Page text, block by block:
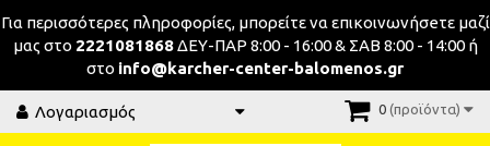
Για περισσότερες πληροφορίες, μπορείτε να επικοινωνήσeτε μαζί
μας στο 2221081868ΔΕΥ-ΠΑΡ 8:00 - 16:00 & ΣΑΒ 8:00 - 14:00 ή
στο info@karcher-center-balomenos.gr
Λογαριασμός 0 (προϊόντα)